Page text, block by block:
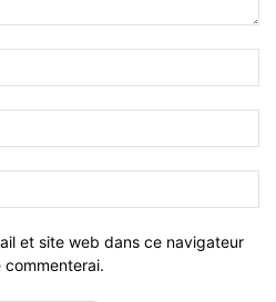
et site web dans ce navigateur